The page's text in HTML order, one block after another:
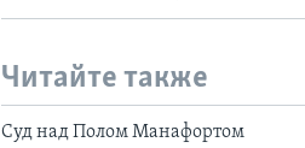
Читайте также
Суд над Полом Манафортом